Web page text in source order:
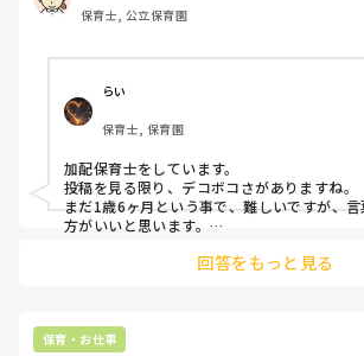
ません。
・一度やったパズルはすぐ覚える
・トーマスが好きで、トーマスの名前を全
字が好き
・気に入った単語を何回も口ずさむ。
・集団で動く時は部屋を走り回りみんなと
(片付け、保育士の話を聞く、手を繋いで歩
・身の回りのことは個別に援助が必要
・遊びが見つからない、イライラしている
り、好きなパズルさえもバラバラにする
ないでごまかす、笑う、関係ないことを話す
う気持ちがない
保育士, 公立保育園
らい
保育士, 保育園
加配保育士をしています。
投稿を見る限り、デコボコさがありますね。
まだ1歳6ヶ月という事で、難しいですが、
方がいいと思います。
でも、言われたからと言ってやらなくなる訳
回答をもっと見る
保育・お仕事